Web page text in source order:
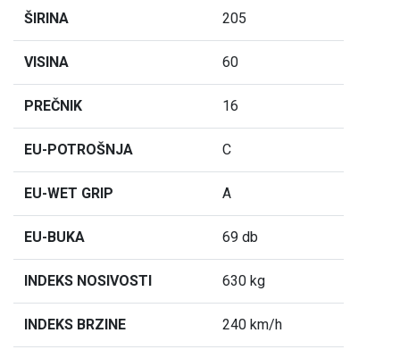
ŠIRINA 205
VISINA 60
PREČNIK 16
EU-POTROŠNJA C
EU-WET GRIP A
EU-BUKA 69 db
INDEKS NOSIVOSTI 630 kg
INDEKS BRZINE 240 km/h